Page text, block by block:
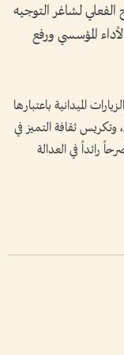
الفعلي لشاغر التوجيه
المؤسسي ورفع
الميدانية باعتبارها
وتكريس ثقافة التميز في
رائداً في العدالة